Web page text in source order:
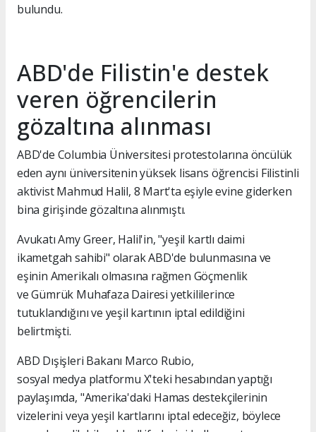
bulundu.
ABD'de Filistin'e destek
veren öğrencilerin
gözaltına alınması
ABD'de Columbia Üniversitesi protestolarına öncülük
eden aynı üniversitenin yüksek lisans öğrencisi Filistinli
aktivist Mahmud Halil, 8 Mart'ta eşiyle evine giderken
bina girişinde gözaltına alınmıştı.
Avukatı Amy Greer, Halil'in, "yeşil kartlı daimi
ikametgah sahibi" olarak ABD'de bulunmasına ve
eşinin Amerikalı olmasına rağmen Göçmenlik
ve Gümrük Muhafaza Dairesi yetkililerince
tutuklandığını ve yeşil kartının iptal edildiğini
belirtmişti.
ABD Dışişleri Bakanı Marco Rubio,
sosyal medya platformu X'teki hesabından yaptığı
paylaşımda, "Amerika'daki Hamas destekçilerinin
vizelerini veya yeşil kartlarını iptal edeceğiz, böylece